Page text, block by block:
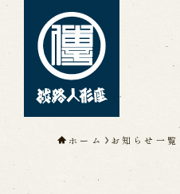
淡路
ホーム お知らせ一覧